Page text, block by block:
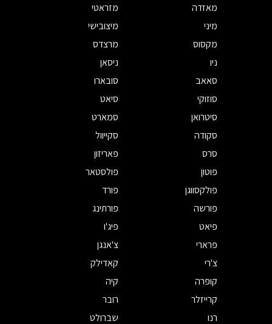
מאזדה
מזראטי
מיני
מיצובישי
מקסוס
מרצדס
ניו
ניסאן
סאאב
סובארו
סוזוקי
סיאט
סיטרואן
סמארט
סקודה
סקייוול
סרס
פאריזון
פוטון
פולסטאר
פולקסווגן
פורד
פורשה
פורתינג
פיאט
פיג'ו
פרארי
צ'אנגן
צ'רי
קאדילק
קופרה
קיה
קרייזלר
רובר
רנו
שברולט